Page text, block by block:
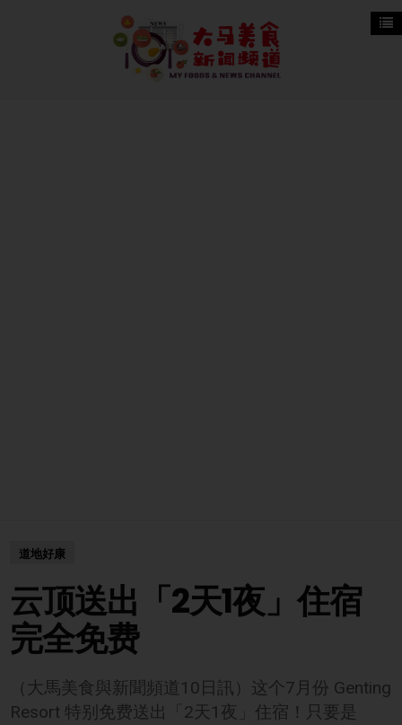
道地好康
云顶送出「2天1夜」住宿
完全免费
（大馬美食與新聞頻道10日訊）这个7月份 Genting
Resort 特别免费送出「2天1夜」住宿！只要是